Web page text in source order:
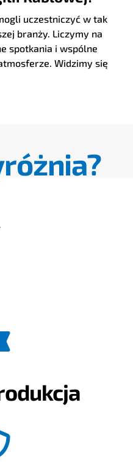
uczestniczyć w tak
branży. Liczymy na
spotkania i wspólne
Widzimy się